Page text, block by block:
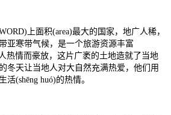
上面积(area)最大的国家，地广人稀，
亚寒带气候，是一个旅游资源丰富
热情而豪放，这片广袤的土地造就了当地
冬天让当地人对大自然充满热爱，他们用
(shēng huó)的热情。